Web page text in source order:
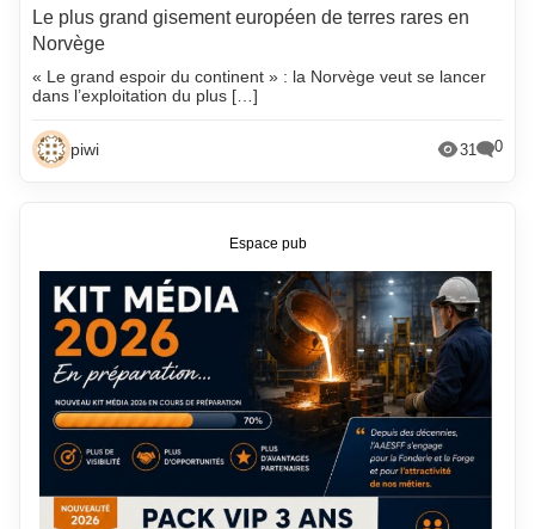
Le plus grand gisement européen de terres rares en
Norvège
« Le grand espoir du continent » : la Norvège veut se lancer
dans l’exploitation du plus […]
piwi 31 0
Espace pub